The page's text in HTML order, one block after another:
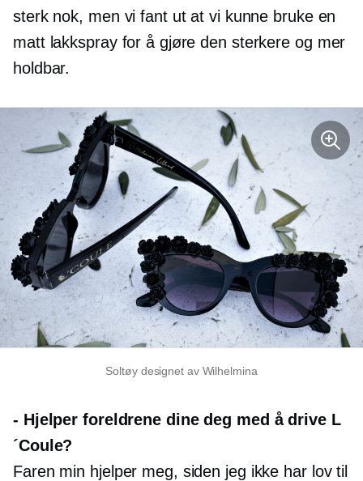
sterk nok, men vi fant ut at vi kunne bruke en
matt lakkspray for å gjøre den sterkere og mer
holdbar.
Soltøy designet av Wilhelmina
- Hjelper foreldrene dine deg med å drive L
´Coule?
Faren min hjelper meg, siden jeg ikke har lov til